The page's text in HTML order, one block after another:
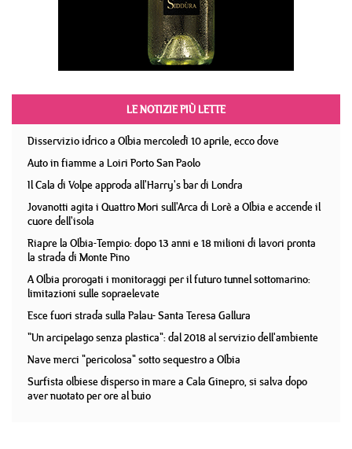
LE NOTIZIE PIÙ LETTE
Disservizio idrico a Olbia mercoledì 10 aprile, ecco dove
Auto in fiamme a Loiri Porto San Paolo
Il Cala di Volpe approda all'Harry's bar di Londra
Jovanotti agita i Quattro Mori sull'Arca di Lorè a Olbia e accende il
cuore dell'isola
Riapre la Olbia-Tempio: dopo 13 anni e 18 milioni di lavori pronta
la strada di Monte Pino
A Olbia prorogati i monitoraggi per il futuro tunnel sottomarino:
limitazioni sulle sopraelevate
Esce fuori strada sulla Palau- Santa Teresa Gallura
"Un arcipelago senza plastica": dal 2018 al servizio dell'ambiente
Nave merci "pericolosa" sotto sequestro a Olbia
Surfista olbiese disperso in mare a Cala Ginepro, si salva dopo
aver nuotato per ore al buio